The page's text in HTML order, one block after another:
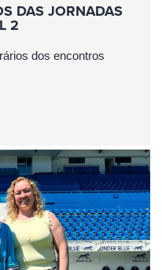
DAS JORNADAS
2
dos encontros